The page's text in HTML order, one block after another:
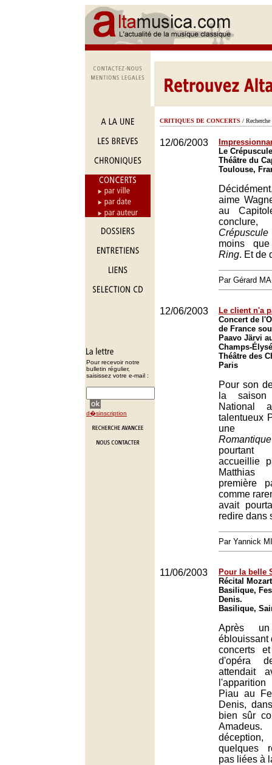
Pour recevoir notre
bulletin régulier,
saisissez votre e-mail :
d�sinscription
CRITIQUES DE CONCERTS / Recherche
12/06/2003
Le
Théâtre du
Toulouse,
aime
au
moins
Ring. Et de
Par Gérard
12/06/2003
Le client n'a
Concert de
de France
Paavo Järvi
Champs-
Théâtre des
Paris
Pour son
la
National
talentueux
une
Romantique
pourtant
accueillie
première
comme
avait
redire dans
Par Yannick
11/06/2003
Pour la belle
Récital
Basilique,
Denis.
Basilique,
Après un
éblouissant
concerts
d'opéra
attendait
Piau au
Denis,
bien sûr
quelques
pas liées à